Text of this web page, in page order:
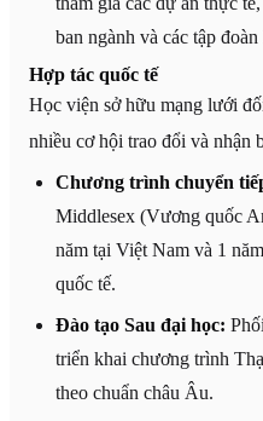
ban ngành và các tập đoàn
Hợp tác quốc tế
Học viện sở hữu mạng lưới
nhiều cơ hội trao đổi và nhận
Chương trình chuyển
Middlesex (Vương quốc
năm tại Việt Nam và 1
quốc tế.
Đào tạo Sau đại học:
triển khai chương trình
theo chuẩn châu Âu.